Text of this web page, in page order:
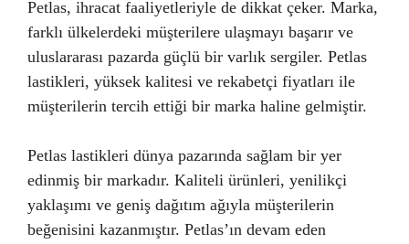
Petlas, ihracat faaliyetleriyle de dikkat çeker. Marka,
farklı ülkelerdeki müşterilere ulaşmayı başarır ve
uluslararası pazarda güçlü bir varlık sergiler. Petlas
lastikleri, yüksek kalitesi ve rekabetçi fiyatları ile
müşterilerin tercih ettiği bir marka haline gelmiştir.
Petlas lastikleri dünya pazarında sağlam bir yer
edinmiş bir markadır. Kaliteli ürünleri, yenilikçi
yaklaşımı ve geniş dağıtım ağıyla müşterilerin
beğenisini kazanmıştır. Petlas’ın devam eden